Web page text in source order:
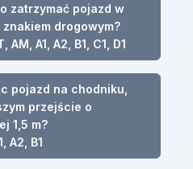
zatrzymać pojazd w
znakiem drogowym?
A1, A2, B1, C1, D1
pojazd na chodniku,
przejście o
1,5 m?
A2, B1